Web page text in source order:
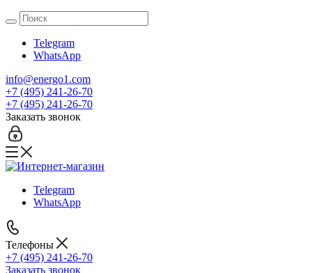
Telegram
WhatsApp
info@energo1.com
+7 (495) 241-26-70
+7 (495) 241-26-70
Заказать звонок
Telegram
WhatsApp
Телефоны
+7 (495) 241-26-70
Заказать звонок